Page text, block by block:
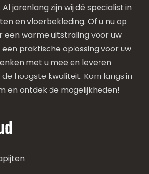
jarenlang zijn wij dé specialist in
en vloerbekleding. Of u nu op
een warme uitstraling voor uw
praktische oplossing voor uw
met u mee en leveren
hoogste kwaliteit. Kom langs in
en ontdek de mogelijkheden!